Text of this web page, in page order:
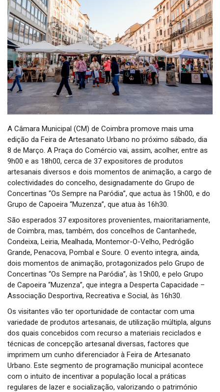
A Câmara Municipal (CM) de Coimbra promove mais uma
edição da Feira de Artesanato Urbano no próximo sábado, dia
8 de Março. A Praça do Comércio vai, assim, acolher, entre as
9h00 e as 18h00, cerca de 37 expositores de produtos
artesanais diversos e dois momentos de animação, a cargo de
colectividades do concelho, designadamente do Grupo de
Concertinas “Os Sempre na Paródia”, que actua às 15h00, e do
Grupo de Capoeira “Muzenza”, que atua às 16h30.
São esperados 37 expositores provenientes, maioritariamente,
de Coimbra, mas, também, dos concelhos de Cantanhede,
Condeixa, Leiria, Mealhada, Montemor-O-Velho, Pedrógão
Grande, Penacova, Pombal e Soure. O evento integra, ainda,
dois momentos de animação, protagonizados pelo Grupo de
Concertinas “Os Sempre na Paródia”, às 15h00, e pelo Grupo
de Capoeira “Muzenza”, que integra a Desperta Capacidade –
Associação Desportiva, Recreativa e Social, às 16h30.
Os visitantes vão ter oportunidade de contactar com uma
variedade de produtos artesanais, de utilização múltipla, alguns
dos quais concebidos com recurso a materiais reciclados e
técnicas de concepção artesanal diversas, factores que
imprimem um cunho diferenciador à Feira de Artesanato
Urbano. Este segmento de programação municipal acontece
com o intuito de incentivar a população local a práticas
regulares de lazer e socialização, valorizando o património